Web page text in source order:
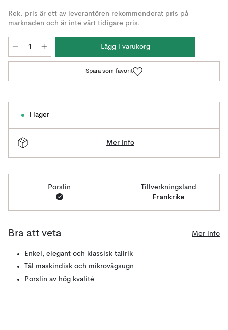
Rek. pris är ett av leverantören rekommenderat pris på
marknaden och är inte vårt tidigare pris.
Lägg i varukorg
Spara som favorit
I lager
Mer info
Porslin Tillverkningsland
Frankrike
Bra att veta Mer info
Enkel, elegant och klassisk tallrik
Tål maskindisk och mikrovågsugn
Porslin av hög kvalité